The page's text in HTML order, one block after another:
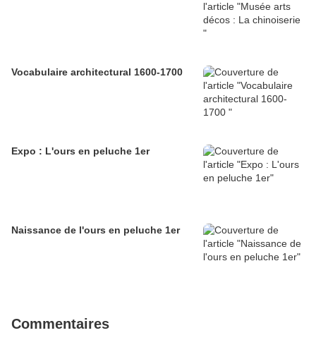
Vocabulaire architectural 1600-1700
Expo : L'ours en peluche 1er
Naissance de l'ours en peluche 1er
Commentaires